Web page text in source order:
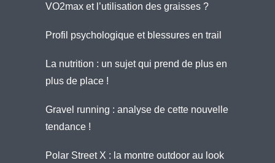
VO2max et l’utilisation des graisses ?
Profil psychologique et blessures en trail
La nutrition : un sujet qui prend de plus en
plus de place !
Gravel running : analyse de cette nouvelle
tendance !
Polar Street X : la montre outdoor au look